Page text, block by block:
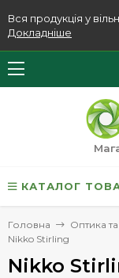
Вся продукція у
Докладніше
КАТАЛОГ
Головна Оптика та
Nikko Stirling
Nikko